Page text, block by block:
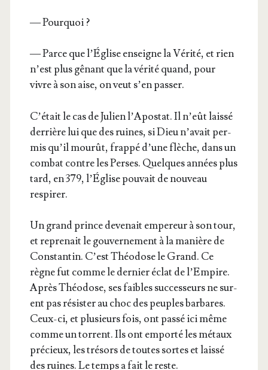
— Pour­quoi ?
— Parce que l’É­glise enseigne la Véri­té, et rien
n’est plus gênant que la véri­té quand, pour
vivre à son aise, on veut s’en passer.
C’é­tait le cas de Julien l’A­po­stat. Il n’eût lais­sé
der­rière lui que des ruines, si Dieu n’a­vait per­
mis qu’il mou­rût, frap­pé d’une flèche, dans un
com­bat contre les Perses. Quelques années plus
tard, en 379, l’É­glise pou­vait de nou­veau
respirer.
Un grand prince deve­nait empe­reur à son tour,
et repre­nait le gou­ver­ne­ment à la manière de
Constan­tin. C’est Théo­dose le Grand. Ce
règne fut comme le der­nier éclat de l’Em­pire.
Après Théo­dose, ses faibles suc­ces­seurs ne sur­
ent pas résis­ter au choc des peuples bar­bares.
Ceux-ci, et plu­sieurs fois, ont pas­sé ici même
comme un tor­rent. Ils ont empor­té les métaux
pré­cieux, les tré­sors de toutes sortes et lais­sé
des ruines. Le temps a fait le reste.